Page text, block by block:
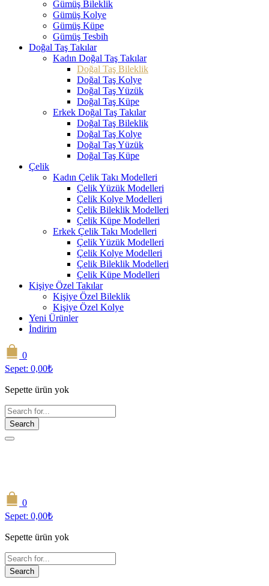
Gümüş Bileklik
Gümüş Kolye
Gümüş Küpe
Gümüş Tesbih
Doğal Taş Takılar
Kadın Doğal Taş Takılar
Doğal Taş Bileklik
Doğal Taş Kolye
Doğal Taş Yüzük
Doğal Taş Küpe
Erkek Doğal Taş Takılar
Doğal Taş Bileklik
Doğal Taş Kolye
Doğal Taş Yüzük
Doğal Taş Küpe
Çelik
Kadın Çelik Takı Modelleri
Çelik Yüzük Modelleri
Çelik Kolye Modelleri
Çelik Bileklik Modelleri
Çelik Küpe Modelleri
Erkek Çelik Takı Modelleri
Çelik Yüzük Modelleri
Çelik Kolye Modelleri
Çelik Bileklik Modelleri
Çelik Küpe Modelleri
Kişiye Özel Takılar
Kişiye Özel Bileklik
Kişiye Özel Kolye
Yeni Ürünler
İndirim
0
Sepet: 0,00₺
Sepette ürün yok
Search
0
Sepet: 0,00₺
Sepette ürün yok
Search